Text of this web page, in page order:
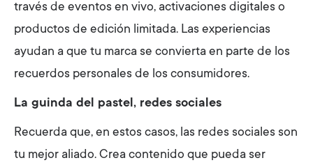
través de eventos en vivo, activaciones digitales o
productos de edición limitada. Las experiencias
ayudan a que tu marca se convierta en parte de los
recuerdos personales de los consumidores.
La guinda del pastel, redes sociales
Recuerda que, en estos casos, las redes sociales son
tu mejor aliado. Crea contenido que pueda ser